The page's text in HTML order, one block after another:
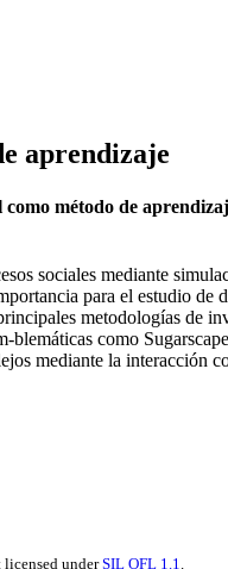
aprendizaje
método de
sociales mediante
para el estudio
metodologías de
como
mediante la interacción
licensed underSIL OFL 1.1